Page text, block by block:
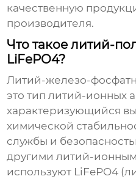
качественную
производителя.
Что такое литий-
LiFePO4?
Литий-железо-
это тип литий-ионных
характеризующийся
химической
службы и
другими литий-
используют LiFePO4